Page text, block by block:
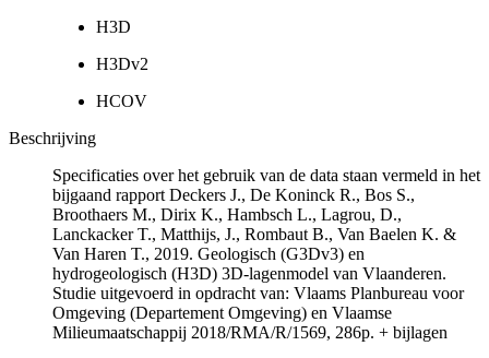
H3D
H3Dv2
HCOV
Beschrijving
Specificaties over het gebruik van de data staan vermeld in het
bijgaand rapport Deckers J., De Koninck R., Bos S.,
Broothaers M., Dirix K., Hambsch L., Lagrou, D.,
Lanckacker T., Matthijs, J., Rombaut B., Van Baelen K. &
Van Haren T., 2019. Geologisch (G3Dv3) en
hydrogeologisch (H3D) 3D-lagenmodel van Vlaanderen.
Studie uitgevoerd in opdracht van: Vlaams Planbureau voor
Omgeving (Departement Omgeving) en Vlaamse
Milieumaatschappij 2018/RMA/R/1569, 286p. + bijlagen